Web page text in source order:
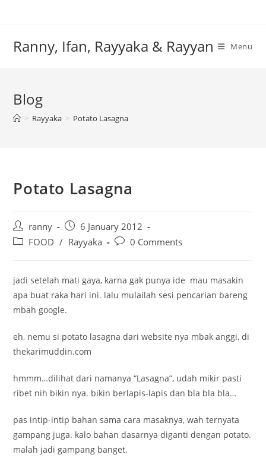
Ranny, Ifan, Rayyaka & Rayyan Menu
Blog
> Rayyaka > Potato Lasagna
Potato Lasagna
Post
author:
ranny
Post
published:
6 January 2012
PostFOOD / Rayyaka
Post0 Comments
jadi setelah mati gaya, karna gak punya ide mau masakin
apa buat raka hari ini. lalu mulailah sesi pencarian bareng
mbah google.
eh, nemu si potato lasagna dari website nya mbak anggi, di
thekarimuddin.com
hmmm…dilihat dari namanya “Lasagna”, udah mikir pasti
ribet nih bikin nya. bikin berlapis-lapis dan bla bla bla…
pas intip-intip bahan sama cara masaknya, wah ternyata
gampang juga. kalo bahan dasarnya diganti dengan potato.
malah jadi gampang banget.